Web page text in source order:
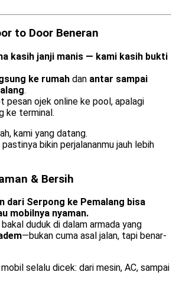
to Door Beneran
kasih janji manis — kami kasih bukti
ke rumah dan antar sampai
.
pesan ojek online ke pool, apalagi
ke terminal.
kami yang datang.
bikin perjalananmu jauh lebih
& Bersih
dari Serpong ke Pemalang bisa
mobilnya nyaman.
bakal duduk di dalam armada yang
—bukan cuma asal jalan, tapi benar-
selalu dicek: dari mesin, AC, sampai